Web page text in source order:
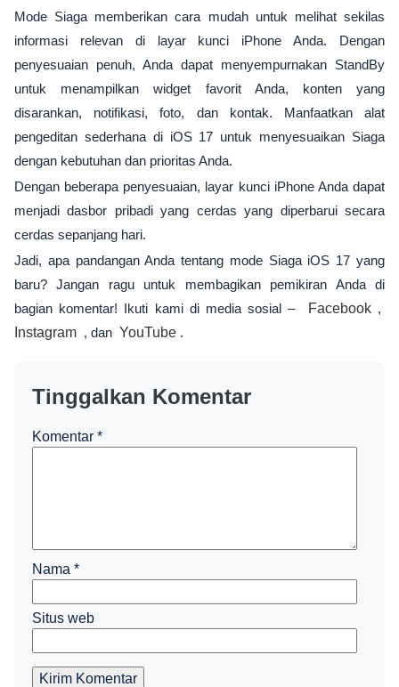
Mode Siaga memberikan cara mudah untuk melihat sekilas
informasi relevan di layar kunci iPhone Anda. Dengan
penyesuaian penuh, Anda dapat menyempurnakan StandBy
untuk menampilkan widget favorit Anda, konten yang
disarankan, notifikasi, foto, dan kontak. Manfaatkan alat
pengeditan sederhana di iOS 17 untuk menyesuaikan Siaga
dengan kebutuhan dan prioritas Anda.
Dengan beberapa penyesuaian, layar kunci iPhone Anda dapat
menjadi dasbor pribadi yang cerdas yang diperbarui secara
cerdas sepanjang hari.
Jadi, apa pandangan Anda tentang mode Siaga iOS 17 yang
baru? Jangan ragu untuk membagikan pemikiran Anda di
bagian komentar! Ikuti kami di media sosial –
Facebook,
Instagram , dan YouTube .
Tinggalkan Komentar
Komentar *
Nama *
Situs web
Kirim Komentar